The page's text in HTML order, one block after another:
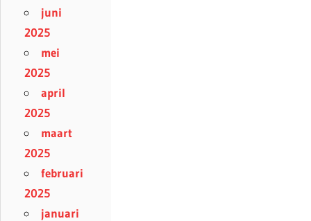
juni
2025
mei
2025
april
2025
maart
2025
februari
2025
januari